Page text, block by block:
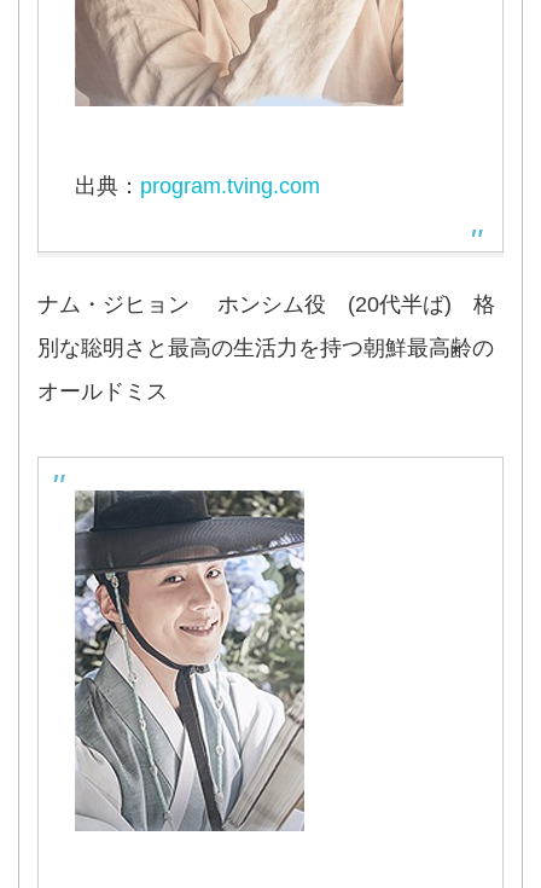
出典： program.tving.com
ナム・ジヒョン ホンシム役 (20代半ば) 格
別な聡明さと最高の生活力を持つ朝鮮最高齢の
オールドミス